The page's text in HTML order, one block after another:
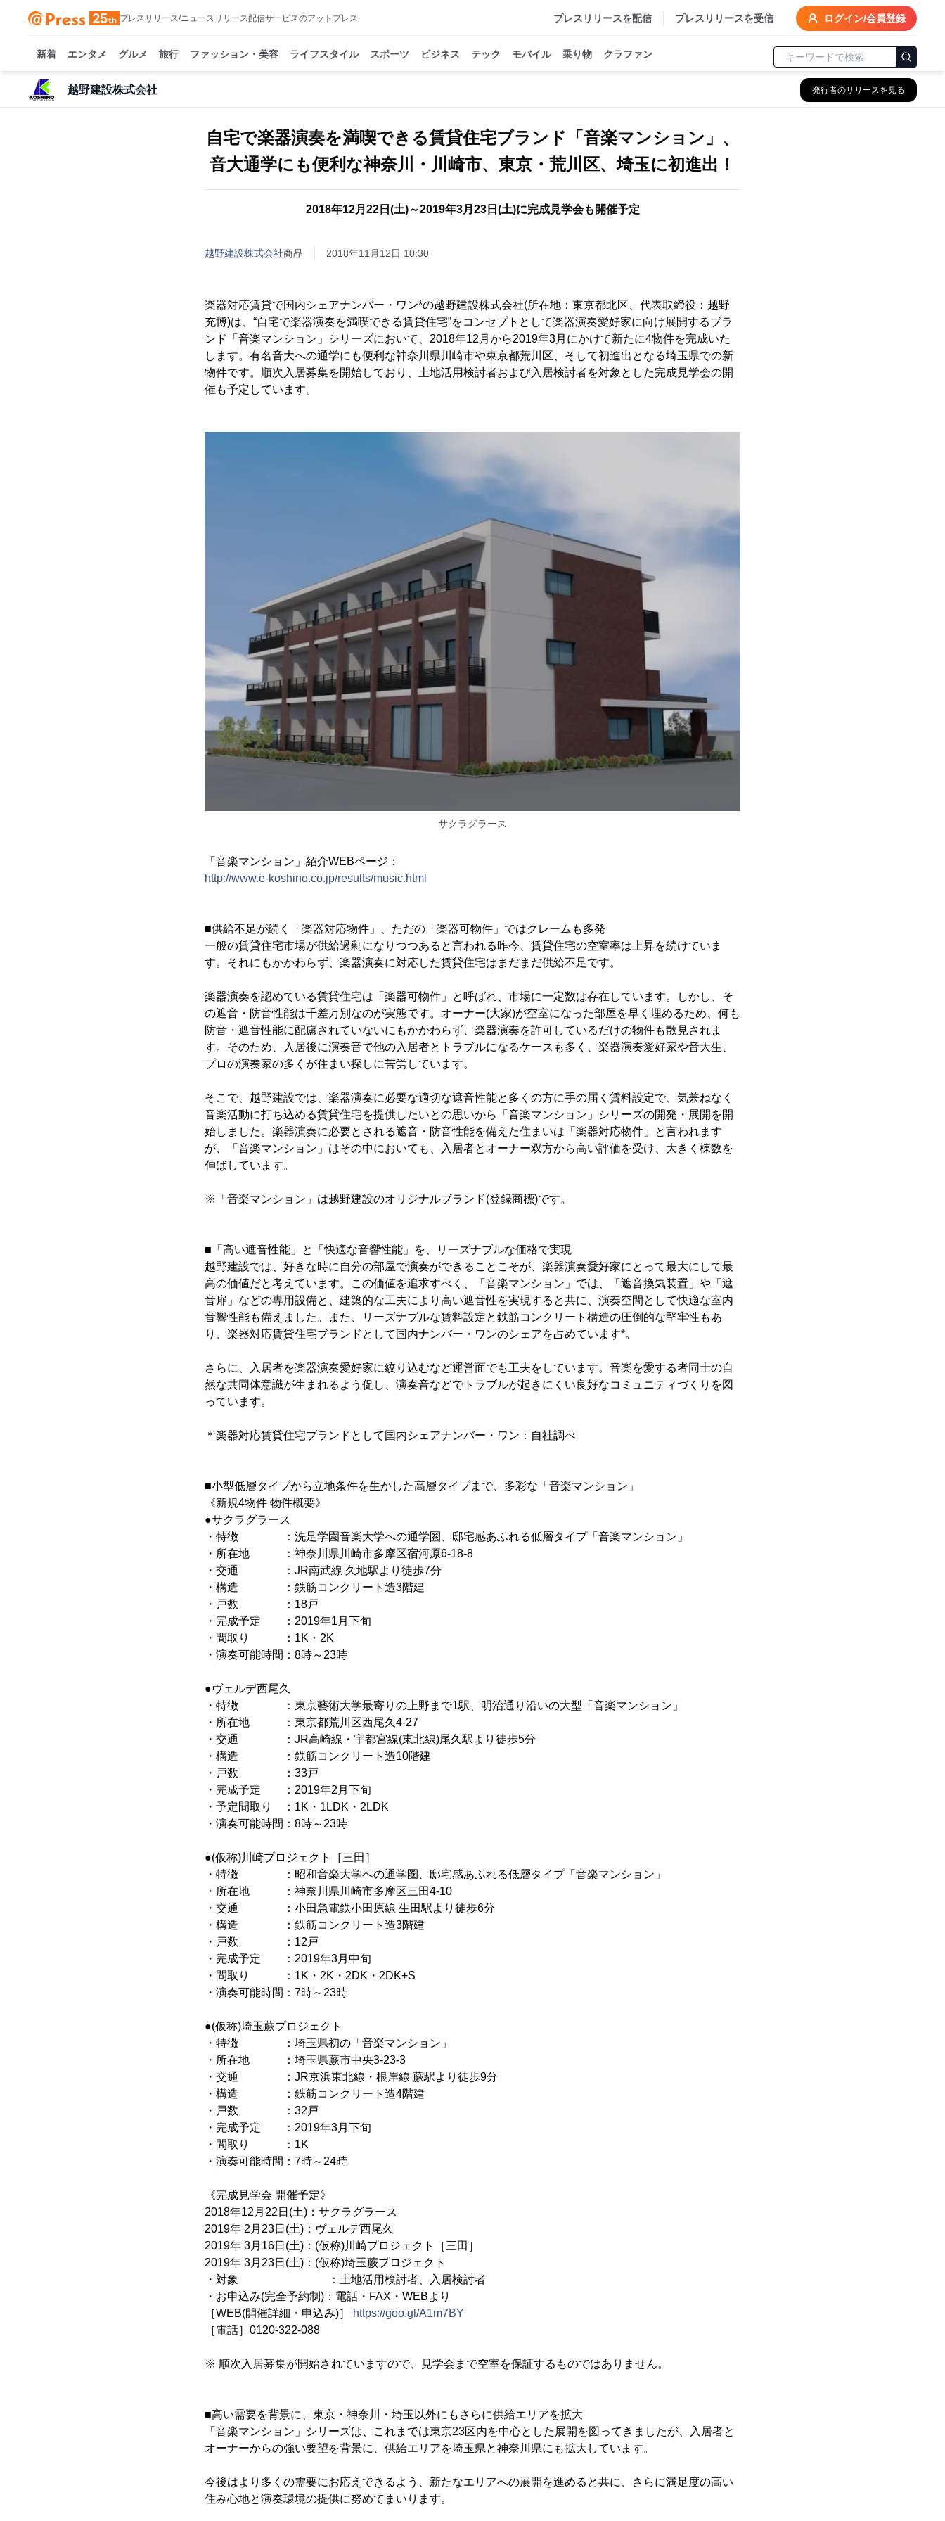
プレスリリース/ニュースリリース配信サービスのアットプレス プレスリリースを配信 プレスリリースを受信 ログイン/会員登録
新着 エンタメ グルメ 旅行 ファッション・美容 ライフスタイル スポーツ ビジネス テック モバイル 乗り物 クラファン
越野建設株式会社 発行者のリリースを見る
自宅で楽器演奏を満喫できる賃貸住宅ブランド「音楽マンション」、
音大通学にも便利な神奈川・川崎市、東京・荒川区、埼玉に初進出！
2018年12月22日(土)～2019年3月23日(土)に完成見学会も開催予定
越野建設株式会社商品 2018年11月12日 10:30
楽器対応賃貸で国内シェアナンバー・ワン*の越野建設株式会社(所在地：東京都北区、代表取締役：越野
充博)は、“自宅で楽器演奏を満喫できる賃貸住宅”をコンセプトとして楽器演奏愛好家に向け展開するブラ
ンド「音楽マンション」シリーズにおいて、2018年12月から2019年3月にかけて新たに4物件を完成いた
します。有名音大への通学にも便利な神奈川県川崎市や東京都荒川区、そして初進出となる埼玉県での新
物件です。順次入居募集を開始しており、土地活用検討者および入居検討者を対象とした完成見学会の開
催も予定しています。
サクラグラース
「音楽マンション」紹介WEBページ：
http://www.e-koshino.co.jp/results/music.html
■供給不足が続く「楽器対応物件」、ただの「楽器可物件」ではクレームも多発
一般の賃貸住宅市場が供給過剰になりつつあると言われる昨今、賃貸住宅の空室率は上昇を続けていま
す。それにもかかわらず、楽器演奏に対応した賃貸住宅はまだまだ供給不足です。
楽器演奏を認めている賃貸住宅は「楽器可物件」と呼ばれ、市場に一定数は存在しています。しかし、そ
の遮音・防音性能は千差万別なのが実態です。オーナー(大家)が空室になった部屋を早く埋めるため、何も
防音・遮音性能に配慮されていないにもかかわらず、楽器演奏を許可しているだけの物件も散見されま
す。そのため、入居後に演奏音で他の入居者とトラブルになるケースも多く、楽器演奏愛好家や音大生、
プロの演奏家の多くが住まい探しに苦労しています。
そこで、越野建設では、楽器演奏に必要な適切な遮音性能と多くの方に手の届く賃料設定で、気兼ねなく
音楽活動に打ち込める賃貸住宅を提供したいとの思いから「音楽マンション」シリーズの開発・展開を開
始しました。楽器演奏に必要とされる遮音・防音性能を備えた住まいは「楽器対応物件」と言われます
が、「音楽マンション」はその中においても、入居者とオーナー双方から高い評価を受け、大きく棟数を
伸ばしています。
※「音楽マンション」は越野建設のオリジナルブランド(登録商標)です。
■「高い遮音性能」と「快適な音響性能」を、リーズナブルな価格で実現
越野建設では、好きな時に自分の部屋で演奏ができることこそが、楽器演奏愛好家にとって最大にして最
高の価値だと考えています。この価値を追求すべく、「音楽マンション」では、「遮音換気装置」や「遮
音扉」などの専用設備と、建築的な工夫により高い遮音性を実現すると共に、演奏空間として快適な室内
音響性能も備えました。また、リーズナブルな賃料設定と鉄筋コンクリート構造の圧倒的な堅牢性もあ
り、楽器対応賃貸住宅ブランドとして国内ナンバー・ワンのシェアを占めています*。
さらに、入居者を楽器演奏愛好家に絞り込むなど運営面でも工夫をしています。音楽を愛する者同士の自
然な共同体意識が生まれるよう促し、演奏音などでトラブルが起きにくい良好なコミュニティづくりを図
っています。
＊楽器対応賃貸住宅ブランドとして国内シェアナンバー・ワン：自社調べ
■小型低層タイプから立地条件を生かした高層タイプまで、多彩な「音楽マンション」
《新規4物件 物件概要》
●サクラグラース
・特徴 ：洗足学園音楽大学への通学圏、邸宅感あふれる低層タイプ「音楽マンション」
・所在地 ：神奈川県川崎市多摩区宿河原6-18-8
・交通 ：JR南武線 久地駅より徒歩7分
・構造 ：鉄筋コンクリート造3階建
・戸数 ：18戸
・完成予定 ：2019年1月下旬
・間取り ：1K・2K
・演奏可能時間：8時～23時
●ヴェルデ西尾久
・特徴 ：東京藝術大学最寄りの上野まで1駅、明治通り沿いの大型「音楽マンション」
・所在地 ：東京都荒川区西尾久4-27
・交通 ：JR高崎線・宇都宮線(東北線)尾久駅より徒歩5分
・構造 ：鉄筋コンクリート造10階建
・戸数 ：33戸
・完成予定 ：2019年2月下旬
・予定間取り ：1K・1LDK・2LDK
・演奏可能時間：8時～23時
●(仮称)川崎プロジェクト［三田］
・特徴 ：昭和音楽大学への通学圏、邸宅感あふれる低層タイプ「音楽マンション」
・所在地 ：神奈川県川崎市多摩区三田4-10
・交通 ：小田急電鉄小田原線 生田駅より徒歩6分
・構造 ：鉄筋コンクリート造3階建
・戸数 ：12戸
・完成予定 ：2019年3月中旬
・間取り ：1K・2K・2DK・2DK+S
・演奏可能時間：7時～23時
●(仮称)埼玉蕨プロジェクト
・特徴 ：埼玉県初の「音楽マンション」
・所在地 ：埼玉県蕨市中央3-23-3
・交通 ：JR京浜東北線・根岸線 蕨駅より徒歩9分
・構造 ：鉄筋コンクリート造4階建
・戸数 ：32戸
・完成予定 ：2019年3月下旬
・間取り ：1K
・演奏可能時間：7時～24時
《完成見学会 開催予定》
2018年12月22日(土)：サクラグラース
2019年 2月23日(土)：ヴェルデ西尾久
2019年 3月16日(土)：(仮称)川崎プロジェクト［三田］
2019年 3月23日(土)：(仮称)埼玉蕨プロジェクト
・対象 ：土地活用検討者、入居検討者
・お申込み(完全予約制)：電話・FAX・WEBより
［WEB(開催詳細・申込み)］
https://goo.gl/A1m7BY
［電話］0120-322-088
※ 順次入居募集が開始されていますので、見学会まで空室を保証するものではありません。
■高い需要を背景に、東京・神奈川・埼玉以外にもさらに供給エリアを拡大
「音楽マンション」シリーズは、これまでは東京23区内を中心とした展開を図ってきましたが、入居者と
オーナーからの強い要望を背景に、供給エリアを埼玉県と神奈川県にも拡大しています。
今後はより多くの需要にお応えできるよう、新たなエリアへの展開を進めると共に、さらに満足度の高い
住み心地と演奏環境の提供に努めてまいります。